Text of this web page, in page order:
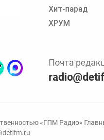
Хит-парад
ХРУМ
Почта
«ГПМ Радио»